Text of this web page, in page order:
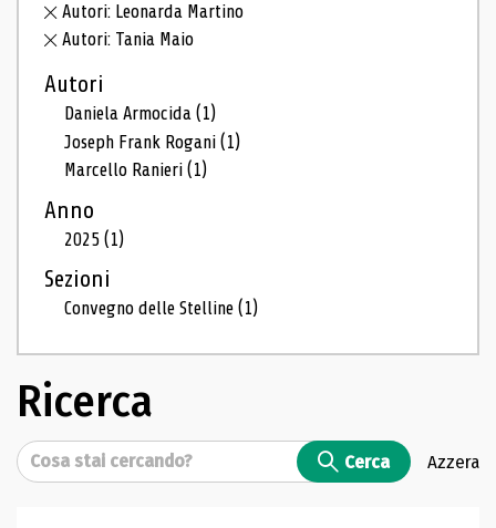
Autori: Leonarda Martino
Autori: Tania Maio
Autori
Daniela Armocida(1)
Joseph Frank Rogani(1)
Marcello Ranieri(1)
Anno
2025(1)
Sezioni
Convegno delle Stelline(1)
Ricerca
Cerca Cerca Azzera